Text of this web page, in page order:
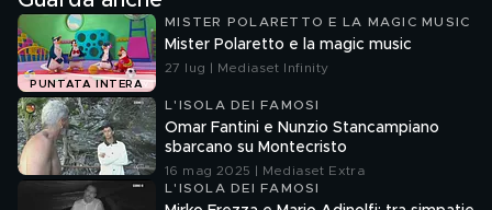
PUNTATA INTERA
MISTER POLARETTO E LA MAGIC MUSIC
Mister Polaretto e la magic music
27 lug | Mediaset Infinity
L'ISOLA DEI FAMOSI
Omar Fantini e Nunzio Stancampiano
sbarcano su Montecristo
16 mag 2025 | Mediaset Extra
L'ISOLA DEI FAMOSI